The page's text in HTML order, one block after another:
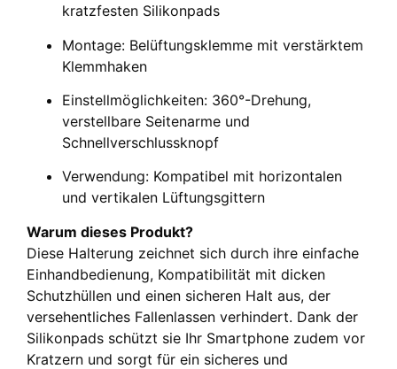
kratzfesten Silikonpads
Montage: Belüftungsklemme mit verstärktem
Klemmhaken
Einstellmöglichkeiten: 360°-Drehung,
verstellbare Seitenarme und
Schnellverschlussknopf
Verwendung: Kompatibel mit horizontalen
und vertikalen Lüftungsgittern
Warum dieses Produkt?
Diese Halterung zeichnet sich durch ihre einfache
Einhandbedienung, Kompatibilität mit dicken
Schutzhüllen und einen sicheren Halt aus, der
versehentliches Fallenlassen verhindert. Dank der
Silikonpads schützt sie Ihr Smartphone zudem vor
Kratzern und sorgt für ein sicheres und